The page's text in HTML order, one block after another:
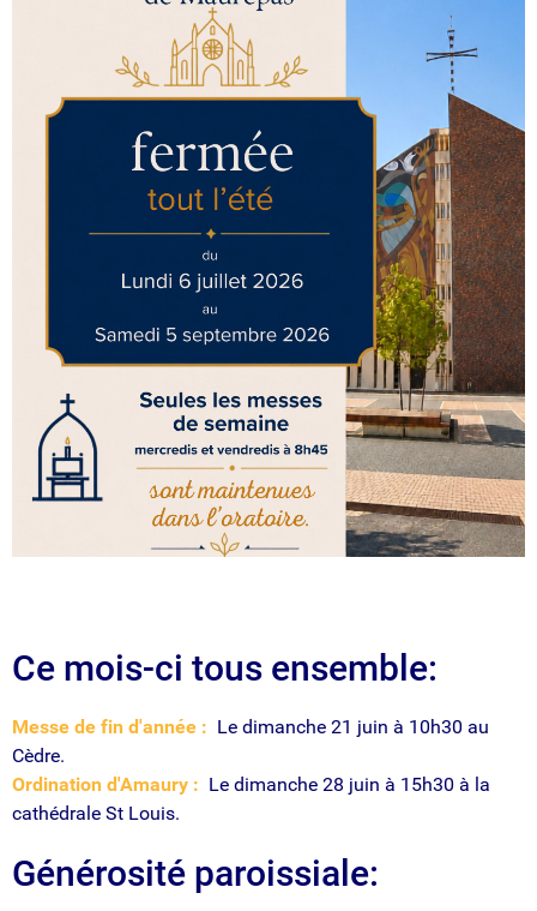
Ce mois-ci tous ensemble:
Messe de fin d'année : Le dimanche 21 juin à 10h30 au
Cèdre.
Ordination d'Amaury : Le dimanche 28 juin à 15h30 à la
cathédrale St Louis.
Générosité paroissiale: